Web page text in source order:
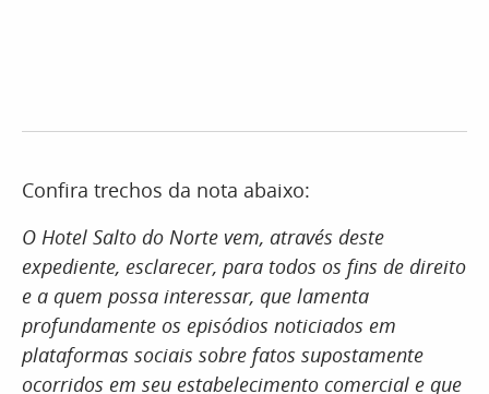
Confira trechos da nota abaixo:
O Hotel Salto do Norte vem, através deste
expediente, esclarecer, para todos os fins de direito
e a quem possa interessar, que lamenta
profundamente os episódios noticiados em
plataformas sociais sobre fatos supostamente
ocorridos em seu estabelecimento comercial e que